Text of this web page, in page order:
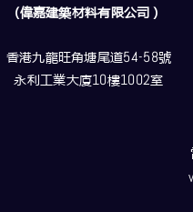
(偉嘉建築材料有限公司）
香港九龍旺角塘尾道54-58號
永利工業大廈10樓1002室